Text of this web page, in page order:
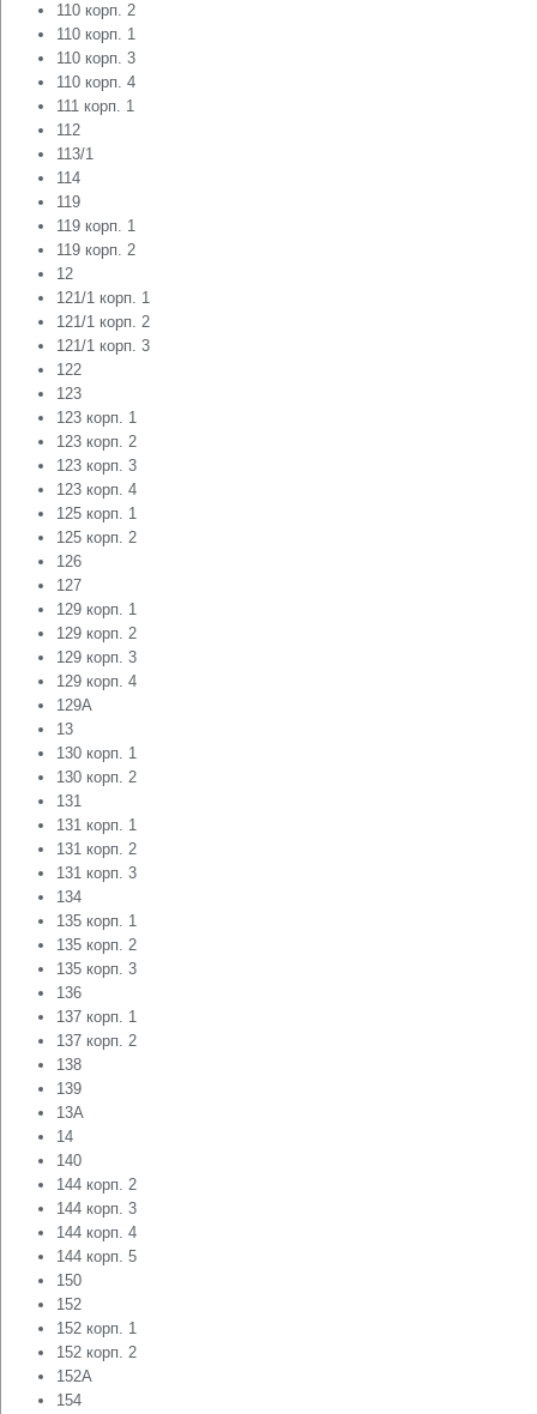
110 корп. 2
110 корп. 1
110 корп. 3
110 корп. 4
111 корп. 1
112
113/1
114
119
119 корп. 1
119 корп. 2
12
121/1 корп. 1
121/1 корп. 2
121/1 корп. 3
122
123
123 корп. 1
123 корп. 2
123 корп. 3
123 корп. 4
125 корп. 1
125 корп. 2
126
127
129 корп. 1
129 корп. 2
129 корп. 3
129 корп. 4
129А
13
130 корп. 1
130 корп. 2
131
131 корп. 1
131 корп. 2
131 корп. 3
134
135 корп. 1
135 корп. 2
135 корп. 3
136
137 корп. 1
137 корп. 2
138
139
13А
14
140
144 корп. 2
144 корп. 3
144 корп. 4
144 корп. 5
150
152
152 корп. 1
152 корп. 2
152А
154